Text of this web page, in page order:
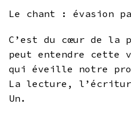
Le chant : évasion
C’est du cœur de la
peut entendre cette
qui éveille notre
La lecture,
Un.